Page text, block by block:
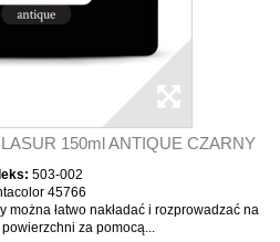
150ml ANTIQUE CZARNY
503-002
45766
można łatwo nakładać i rozprowadzać na
za pomocą...